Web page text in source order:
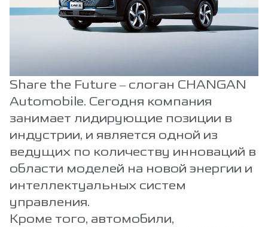
Share the Future – слоган CHANGAN
Automobile. Сегодня компания
занимает лидирующие позиции в
индустрии, и является одной из
ведущих по количеству инноваций в
области моделей на новой энергии и
интеллектуальных систем
управления.
Кроме того, автомобили,